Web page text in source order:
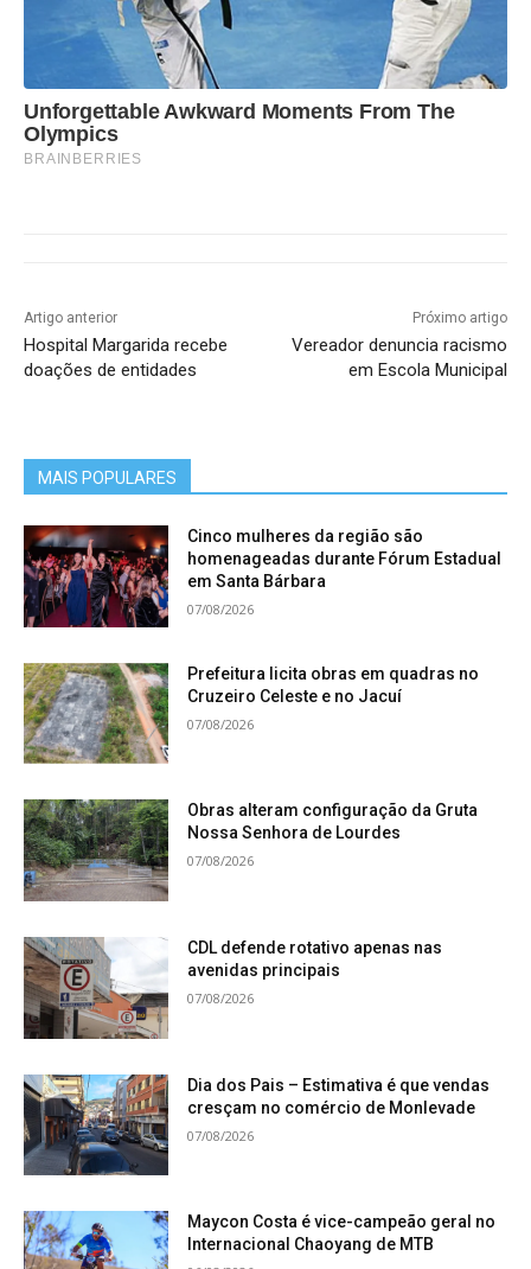
Unforgettable Awkward Moments From The
Olympics
BRAINBERRIES
Artigo anterior
Hospital Margarida recebe
doações de entidades
Próximo artigo
Vereador denuncia racismo
em Escola Municipal
MAIS POPULARES
Cinco mulheres da região são
homenageadas durante Fórum Estadual
em Santa Bárbara
07/08/2026
Prefeitura licita obras em quadras no
Cruzeiro Celeste e no Jacuí
07/08/2026
Obras alteram configuração da Gruta
Nossa Senhora de Lourdes
07/08/2026
CDL defende rotativo apenas nas
avenidas principais
07/08/2026
Dia dos Pais – Estimativa é que vendas
cresçam no comércio de Monlevade
07/08/2026
Maycon Costa é vice-campeão geral no
Internacional Chaoyang de MTB